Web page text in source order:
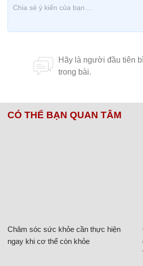
CÓ THỂ BẠN QUAN TÂM
Chăm sóc sức khỏe cần thực hiện
ngay khi cơ thể còn khỏe